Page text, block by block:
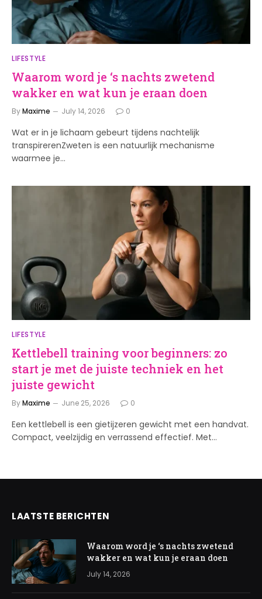
LIFESTYLE
Waarom word je ‘s nachts zwetend
wakker en wat kun je eraan doen
ByMaxime July 14, 2026 0
Wat er in je lichaam gebeurt tijdens nachtelijk
transpirerenZweten is een natuurlijk mechanisme
waarmee je…
LIFESTYLE
Kettlebell training voor beginners: zo
start je met de juiste techniek en het
juiste gewicht
ByMaxime June 25, 2026 0
Een kettlebell is een gietijzeren gewicht met een handvat.
Compact, veelzijdig en verrassend effectief. Met…
LAATSTE BERICHTEN
Waarom word je ‘s nachts zwetend
wakker en wat kun je eraan doen
July 14, 2026